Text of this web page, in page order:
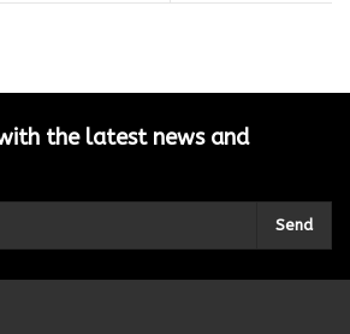
the latest news and
Send